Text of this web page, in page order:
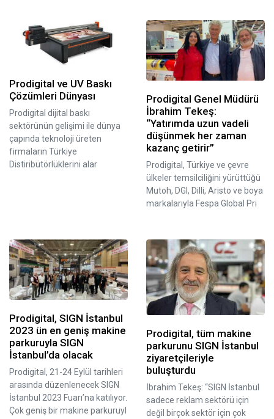
Prodigital ve UV Baskı
Çözümleri Dünyası
Prodigital dijital baskı
sektörünün gelişimi ile dünya
çapında teknoloji üreten
firmaların Türkiye
Distiribütörlüklerini alar
Prodigital Genel Müdürü
İbrahim Tekeş:
“Yatırımda uzun vadeli
düşünmek her zaman
kazanç getirir”
Prodigital, Türkiye ve çevre
ülkeler temsilciliğini yürüttüğü
Mutoh, DGI, Dilli, Aristo ve boya
markalarıyla Fespa Global Pri
Prodigital, SIGN İstanbul
2023 ün en geniş makine
parkuruyla SIGN
İstanbul’da olacak
Prodigital, 21-24 Eylül tarihleri
arasında düzenlenecek SIGN
İstanbul 2023 Fuarı’na katılıyor.
Çok geniş bir makine parkuruyl
Prodigital, tüm makine
parkurunu SIGN İstanbul
ziyaretçileriyle
buluşturdu
İbrahim Tekeş: “SIGN İstanbul
sadece reklam sektörü için
değil birçok sektör için çok